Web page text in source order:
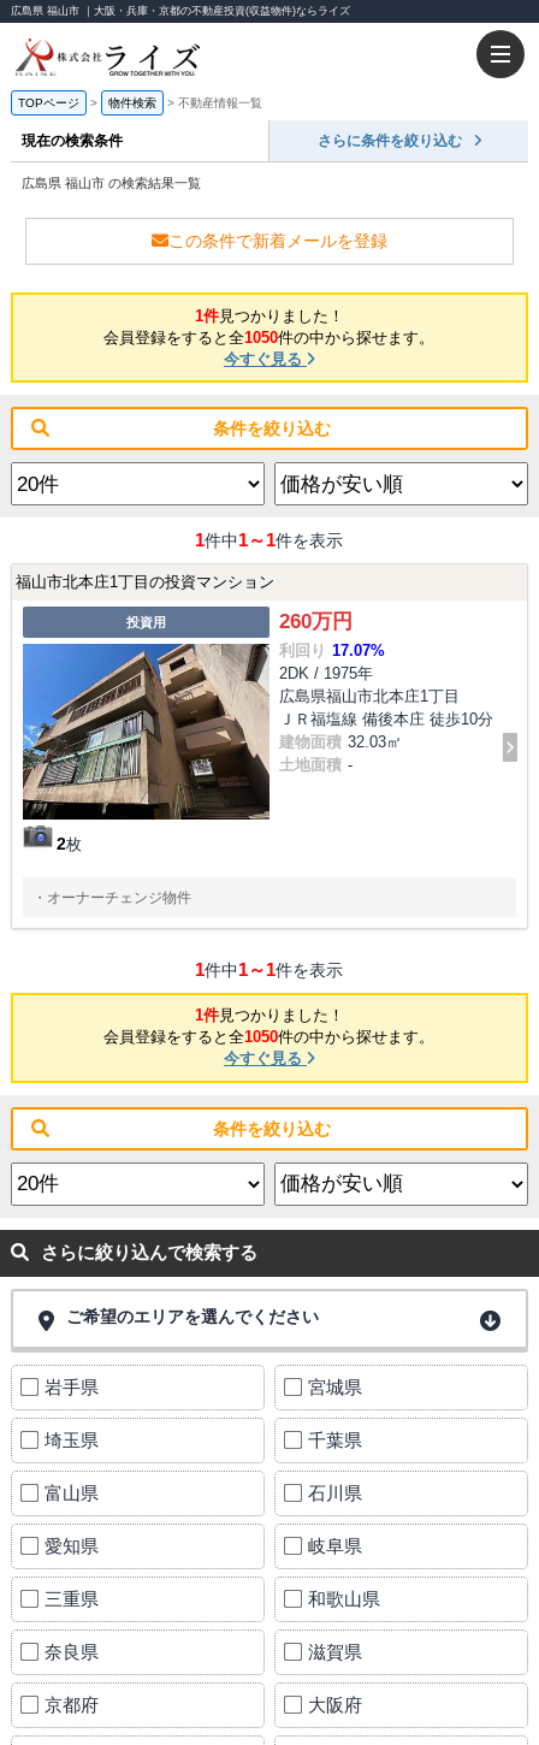
広島県 福山市 ｜大阪・兵庫・京都の不動産投資(収益物件)ならライズ
TOPページ 物件検索 不動産情報一覧
現在の検索条件 さらに条件を絞り込む
広島県 福山市 の検索結果一覧
この条件で新着メールを登録
1件見つかりました！
会員登録をすると全1050件の中から探せます。
今すぐ見る
条件を絞り込む
1件中1～1件を表示
福山市北本庄1丁目の投資マンション
投資用
2枚
260万円
利回り 17.07%
2DK / 1975年
広島県福山市北本庄1丁目
ＪＲ福塩線 備後本庄 徒歩10分
建物面積 32.03㎡
土地面積 -
・オーナーチェンジ物件
1件中1～1件を表示
1件見つかりました！
会員登録をすると全1050件の中から探せます。
今すぐ見る
条件を絞り込む
さらに絞り込んで検索する
ご希望のエリアを選んでください
岩手県 宮城県
埼玉県 千葉県
富山県 石川県
愛知県 岐阜県
三重県 和歌山県
奈良県 滋賀県
京都府 大阪府